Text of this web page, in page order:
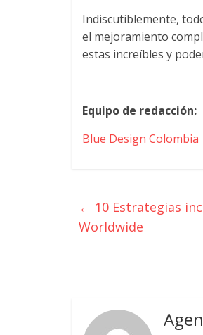
Empresas,
Negocios,
Tendencias,
Economía,
Web,
Estrategias
Publicitarias,
Noticias,
Artículos,
Indiscutiblemente,
el mejoramiento
estas increíbles y
Equipo de redacción:
Blue Design Colombia
← 10 Estrategias
Worldwide